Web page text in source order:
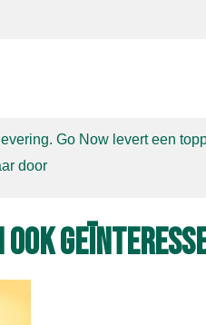
Go Now levert een
door
ook